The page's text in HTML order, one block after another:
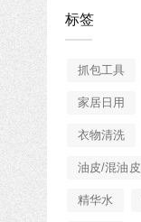
标签
抓包工具
家居日用
衣物清洗
油皮/混油皮
精华水